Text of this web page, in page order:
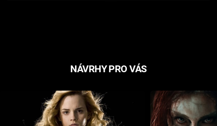
NÁVRHY PRO VÁS